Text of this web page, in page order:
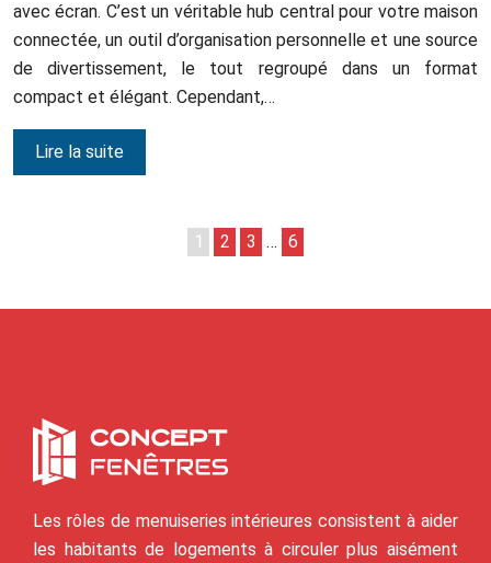
avec écran. C’est un véritable hub central pour votre maison
connectée, un outil d’organisation personnelle et une source
de divertissement, le tout regroupé dans un format
compact et élégant. Cependant,…
Lire la suite
1 2 3 … 6
Les rôles de menuiseries intérieures consistent à aider
les habitants de logements à circuler plus aisément